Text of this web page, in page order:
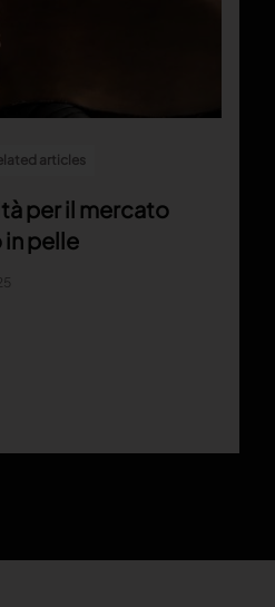
fashion business
articles
per il mercato
pelle